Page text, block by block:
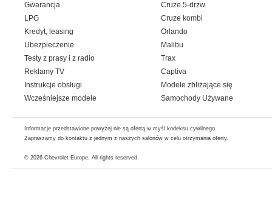
Gwarancja
LPG
Kredyt, leasing
Ubezpieczenie
Testy z prasy i z radio
Reklamy TV
Instrukcje obsługi
Wcześniejsze modele
Cruze 5-drzw.
Cruze kombi
Orlando
Malibu
Trax
Captiva
Modele zbliżające się
Samochody Używane
Informacje przedstawione powyżej nie są ofertą w myśl kodeksu cywilnego.
Zapraszamy do kontaktu z jednym z naszych salonów w celu otrzymania oferty.
© 2026 Chevrolet Europe. All rights reserved